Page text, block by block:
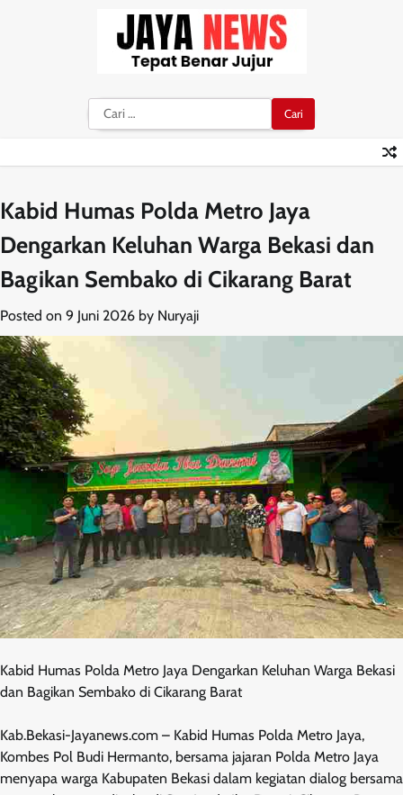
Cari
untuk:
Kabid Humas Polda Metro Jaya
Dengarkan Keluhan Warga Bekasi dan
Bagikan Sembako di Cikarang Barat
Posted on 9 Juni 2026 by Nuryaji
Kabid Humas Polda Metro Jaya Dengarkan Keluhan Warga Bekasi
dan Bagikan Sembako di Cikarang Barat
Kab.Bekasi-Jayanews.com – Kabid Humas Polda Metro Jaya,
Kombes Pol Budi Hermanto, bersama jajaran Polda Metro Jaya
menyapa warga Kabupaten Bekasi dalam kegiatan dialog bersama